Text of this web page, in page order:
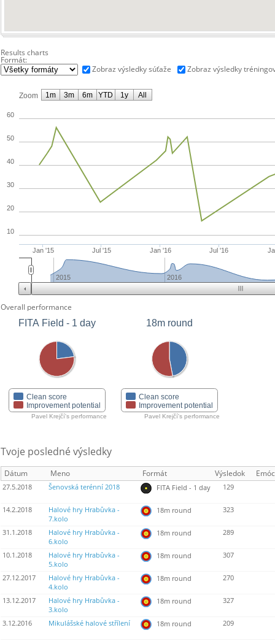
Results charts
Formát:
Zobraz výsledky súťaže
Zobraz výsledky
Zoom
Jan '15 Jul '15 Jan '16 Jul '16
10
20
30
40
50
60
2015 2016
1m 3m 6m YTD 1y All
Overall performance
FITA Field - 1 day
Clean score
Improvement potential
Pavel Krejčí's performance
18m round
Clean score
Improvement potential
Pavel Krejčí's performance
Tvoje posledné výsledky
Dátum Meno Formát Výsledok
27.5.2018 Šenovská terénní 2018 FITA Field - 1 day 129
14.2.2018
Halové hry Hrabůvka -
7.kolo
18m round 323
31.1.2018
Halové hry Hrabůvka -
6.kolo
18m round 289
10.1.2018
Halové hry Hrabůvka -
5.kolo
18m round 307
27.12.2017
Halové hry Hrabůvka -
4.kolo
18m round 270
13.12.2017
Halové hry Hrabůvka -
3.kolo
18m round 327
3.12.2016 Mikulášské halové střílení 18m round 209